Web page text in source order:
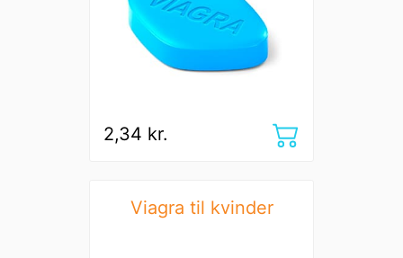
2,34 kr.
Viagra til kvinder